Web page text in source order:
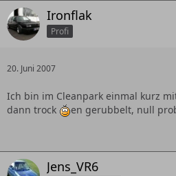
Ironflak
Profi
20. Juni 2007
Ich bin im Cleanpark einmal kurz
dann trock
en gerubbelt, null
Jens_VR6